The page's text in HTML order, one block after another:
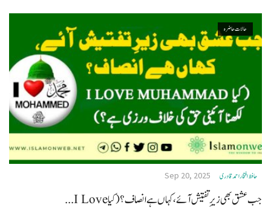
حالات حاضرہ
حافظ افتخاراحمدقادری Sep 20, 2025
جب عشق بھی زیرِ تفتیش آئے ، کہاں ہے انصاف ؟ (کیا I Love...